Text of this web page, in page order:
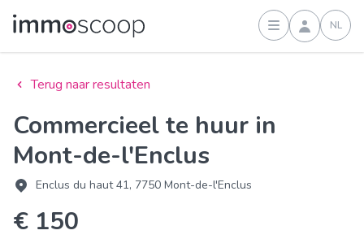
Inloggen
NL
Terug naar resultaten
Commercieel te huur in
Mont-de-l'Enclus
Enclus du haut 41, 7750 Mont-de-l'Enclus
€ 150